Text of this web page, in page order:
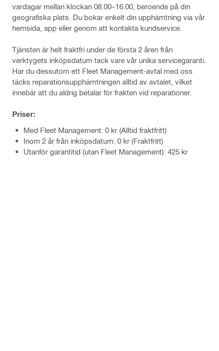
vardagar mellan klockan 08.00–16.00, beroende på din
geografiska plats. Du bokar enkelt din upphämtning via vår
hemsida, app eller genom att kontakta kundservice.
Tjänsten är helt fraktfri under de första 2 åren från
verktygets inköpsdatum tack vare vår unika servicegaranti.
Har du dessutom ett Fleet Management-avtal med oss
täcks reparationsupphämtningen alltid av avtalet, vilket
innebär att du aldrig betalar för frakten vid reparationer.
Priser:
Med Fleet Management: 0 kr (Alltid fraktfritt)
Inom 2 år från inköpsdatum: 0 kr (Fraktfritt)
Utanför garantitid (utan Fleet Management): 425 kr